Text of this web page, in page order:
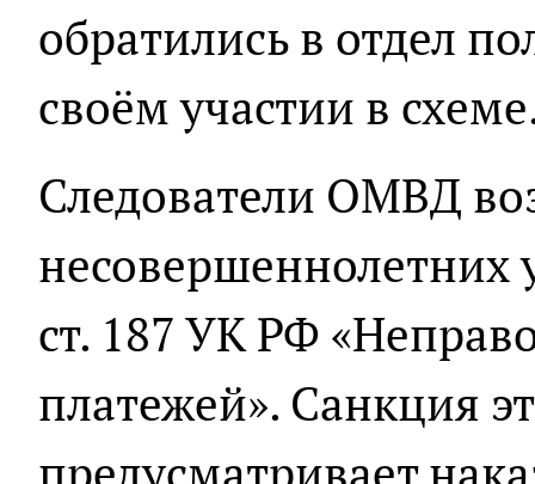
обратились в отдел
своём участии в
Следователи ОМВД
несовершеннолетних
ст. 187 УК РФ
платежей». Санкция